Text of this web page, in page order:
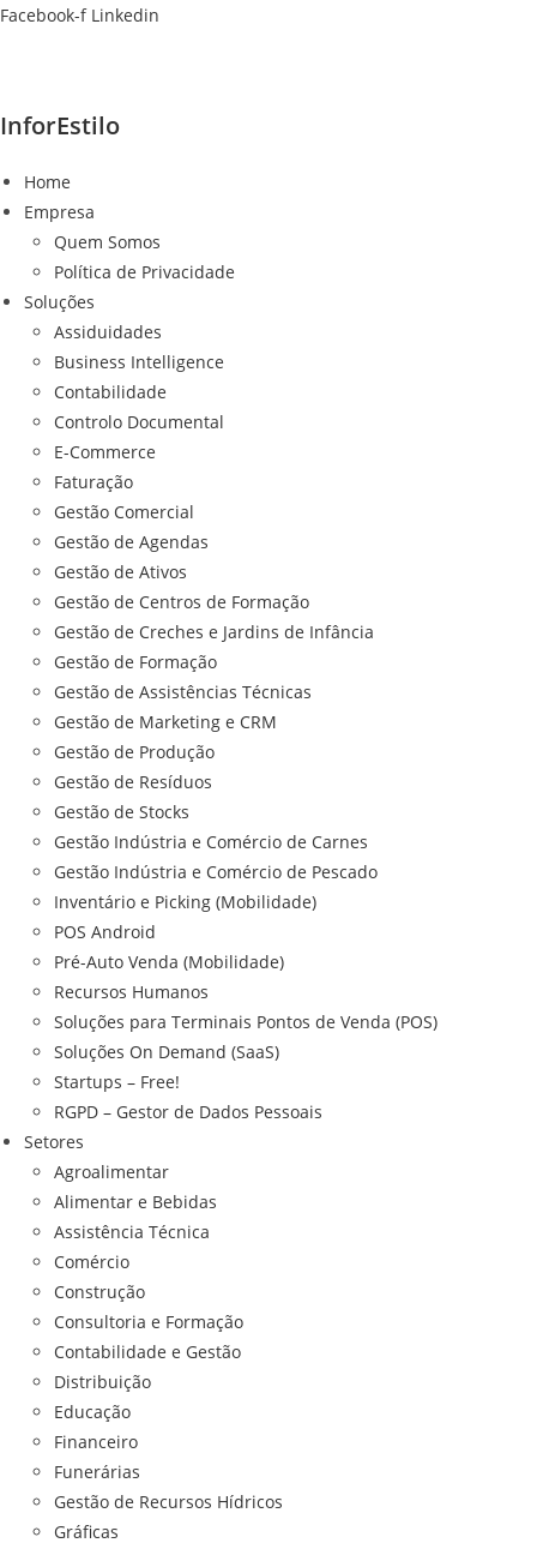
Ir
Facebook-f Linkedin
InforEstilo
Home
Empresa
Quem Somos
Política de Privacidade
Soluções
Assiduidades
Business Intelligence
Contabilidade
Controlo Documental
E-Commerce
Faturação
Gestão Comercial
Gestão de Agendas
Gestão de Ativos
Gestão de Centros de Formação
Gestão de Creches e Jardins de Infância
Gestão de Formação
Gestão de Assistências Técnicas
Gestão de Marketing e CRM
Gestão de Produção
Gestão de Resíduos
Gestão de Stocks
Gestão Indústria e Comércio de Carnes
Gestão Indústria e Comércio de Pescado
Inventário e Picking (Mobilidade)
POS Android
Pré-Auto Venda (Mobilidade)
Recursos Humanos
Soluções para Terminais Pontos de Venda (POS)
Soluções On Demand (SaaS)
Startups – Free!
RGPD – Gestor de Dados Pessoais
Setores
Agroalimentar
Alimentar e Bebidas
Assistência Técnica
Comércio
Construção
Consultoria e Formação
Contabilidade e Gestão
Distribuição
Educação
Financeiro
Funerárias
Gestão de Recursos Hídricos
Gráficas